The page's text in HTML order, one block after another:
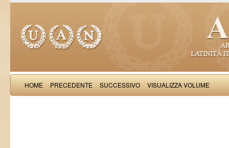
HOME PRECEDENTE SUCCESSIVO VISUALIZZA VOLUME